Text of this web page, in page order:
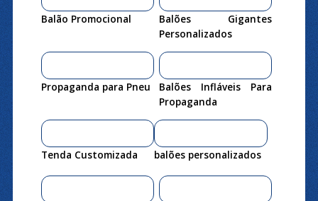
Balão Promocional
Balões Gigantes
Personalizados
Propaganda para Pneu
Balões Infláveis Para
Propaganda
Tenda Customizada balões personalizados